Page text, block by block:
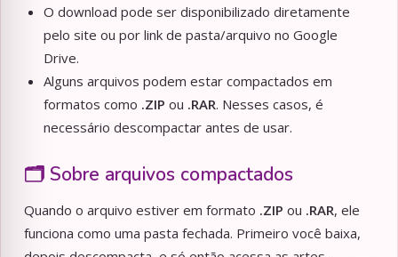
O download pode ser disponibilizado diretamente
pelo site ou por link de pasta/arquivo no Google
Drive.
Alguns arquivos podem estar compactados em
formatos como .ZIP ou .RAR. Nesses casos, é
necessário descompactar antes de usar.
🗂️ Sobre arquivos compactados
Quando o arquivo estiver em formato .ZIP ou .RAR, ele
funciona como uma pasta fechada. Primeiro você baixa,